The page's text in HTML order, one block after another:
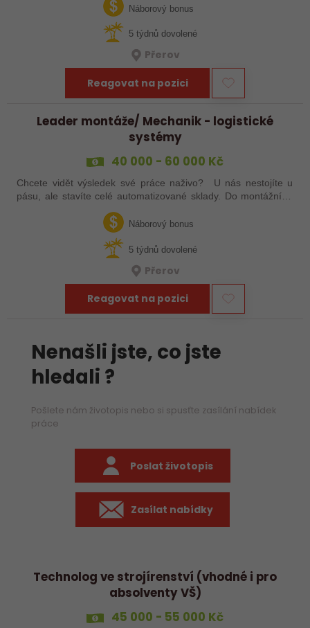
Náborový bonus
5 týdnů dovolené
Přerov
Reagovat na pozici
Leader montáže/ Mechanik - logistické
systémy
40 000 - 60 000 Kč
Chcete vidět výsledek své práce naživo? U nás nestojíte u
pásu, ale stavíte celé automatizované sklady. Do montážního
Náborový bonus
5 týdnů dovolené
Přerov
Reagovat na pozici
Nenašli jste, co jste
hledali ?
Pošlete nám životopis nebo si spusťte zasílání nabídek
práce
Poslat životopis
Zasílat nabídky
Technolog ve strojírenství (vhodné i pro
absolventy VŠ)
45 000 - 55 000 Kč